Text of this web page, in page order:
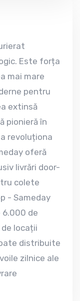
Este forța
mai mare
pentru
extinsă
pionieră în
revoluționa
oferă
livrări door-
colete
- Sameday
6.000 de
locații
distribuite
zilnice ale